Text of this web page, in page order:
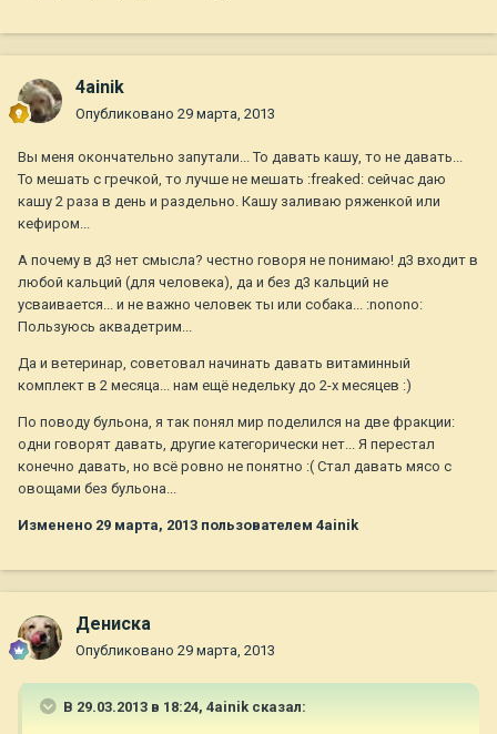
4ainik
Опубликовано 29 марта, 2013
Вы меня окончательно запутали... То давать кашу, то не давать...
То мешать с гречкой, то лучше не мешать :freaked: сейчас даю
кашу 2 раза в день и раздельно. Кашу заливаю ряженкой или
кефиром...
А почему в д3 нет смысла? честно говоря не понимаю! д3 входит в
любой кальций (для человека), да и без д3 кальций не
усваивается... и не важно человек ты или собака... :nonono:
Пользуюсь аквадетрим...
Да и ветеринар, советовал начинать давать витаминный
комплект в 2 месяца... нам ещё недельку до 2-х месяцев :)
По поводу бульона, я так понял мир поделился на две фракции:
одни говорят давать, другие категорически нет... Я перестал
конечно давать, но всё ровно не понятно :( Стал давать мясо с
овощами без бульона...
Изменено 29 марта, 2013 пользователем 4ainik
Дениска
Опубликовано 29 марта, 2013
В 29.03.2013 в 18:24, 4ainik сказал: